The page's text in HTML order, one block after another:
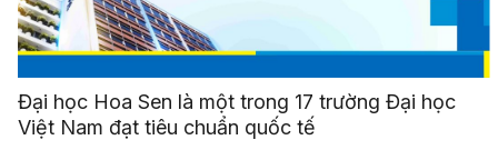
Đại học Hoa Sen là một trong 17 trường Đại học
Việt Nam đạt tiêu chuẩn quốc tế